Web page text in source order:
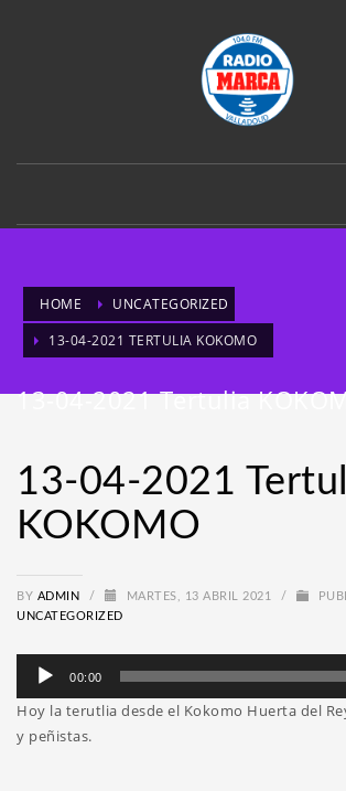
HOME
UNCATEGORIZED
13-04-2021 TERTULIA KOKOMO
13-04-2021 Tertulia
13-04-2021
KOKOMO
BY ADMIN / MARTES, 13 ABRIL 2021 /
UNCATEGORIZED
Reproductor
audio
00:00
Hoy la terutlia desde el Kokomo Huerta del
y peñistas.